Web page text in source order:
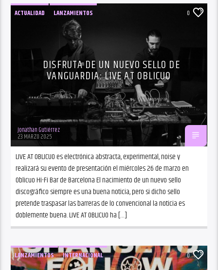
ACTUALIDAD LANZAMIENTOS 0
DISFRUTA DE UN NUEVO SELLO DE
VANGUARDIA: LIVE AT OBLICUO
Jonathan Gutiérrez
23 MARZO 2025
LIVE AT OBLICUO es electrónica abstracta, experimental, noise y
realizará su evento de presentación el miércoles 26 de marzo en
Oblicuo Hi-Fi Bar de Barcelona El nacimiento de un nuevo sello
discográfico siempre es una buena noticia, pero si dicho sello
pretende traspasar las barreras de lo convencional la noticia es
doblemente buena. LIVE AT OBLICUO ha […]
LANZAMIENTOS INTERNACIONAL 0